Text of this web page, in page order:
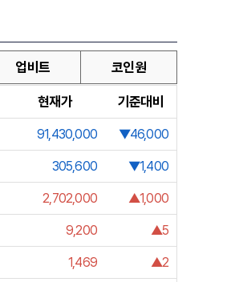
업비트 코인원
현재가 기준대비
91,430,000 ▼46,000
305,600 ▼1,400
2,702,000 ▲1,000
9,200 ▲5
1,469 ▲2